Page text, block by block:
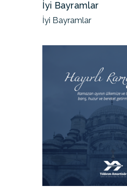
İyi Bayramlar
İyi Bayramlar